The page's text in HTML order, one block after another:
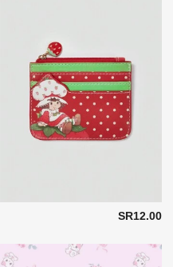
SR12.00